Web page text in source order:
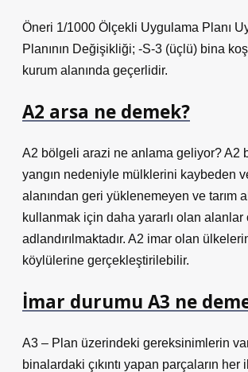
Öneri 1/1000 Ölçekli Uygulama Planı
Planının Değişikliği; -S-3 (üçlü) bina
kurum alanında geçerlidir.
A2 arsa ne demek?
A2 bölgeli arazi ne anlama geliyor? A2
yangın nedeniyle mülklerini kaybeden
alanından geri yüklenemeyen ve tarım
kullanmak için daha yararlı olan alanlar
adlandırılmaktadır. A2 imar olan
köylülerine gerçekleştirilebilir.
İmar durumu A3 ne
A3 – Plan üzerindeki gereksinimlerin
binalardaki çıkıntı yapan parçaların her